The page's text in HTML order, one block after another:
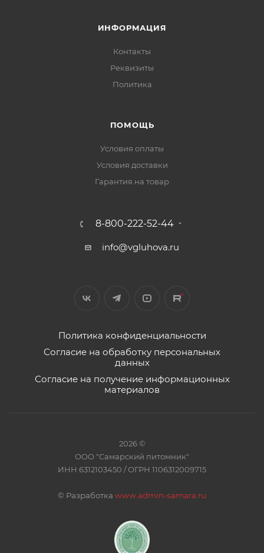
ИНФОРМАЦИЯ
Контакты
Реквизиты
Политика
ПОМОЩЬ
Условия оплаты
Условия доставки
Гарантия на товар
8-800-222-52-44
info@vgluhova.ru
Политика конфиденциальности
Согласие на обработку персональных
данных
Согласие на получение информационных
материалов
2026 ©
ООО "Самарский питомник"
ИНН 6312103450 / ОГРН 1106312009715
© Разработка www.admin-samara.ru